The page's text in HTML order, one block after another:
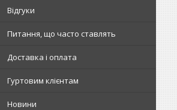
Відгуки
Питання, що часто ставлять
Доставка і оплата
Гуртовим клієнтам
Новини